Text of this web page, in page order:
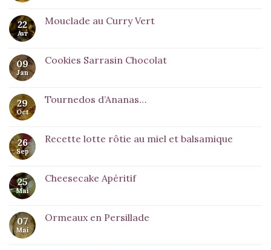
22
Avr
Mouclade au Curry Vert
09
Jan
Cookies Sarrasin Chocolat
29
Oct
Tournedos d’Ananas…
26
Sep
Recette lotte rôtie au miel et balsamique
25
Mai
Cheesecake Apéritif
07
Mai
Ormeaux en Persillade